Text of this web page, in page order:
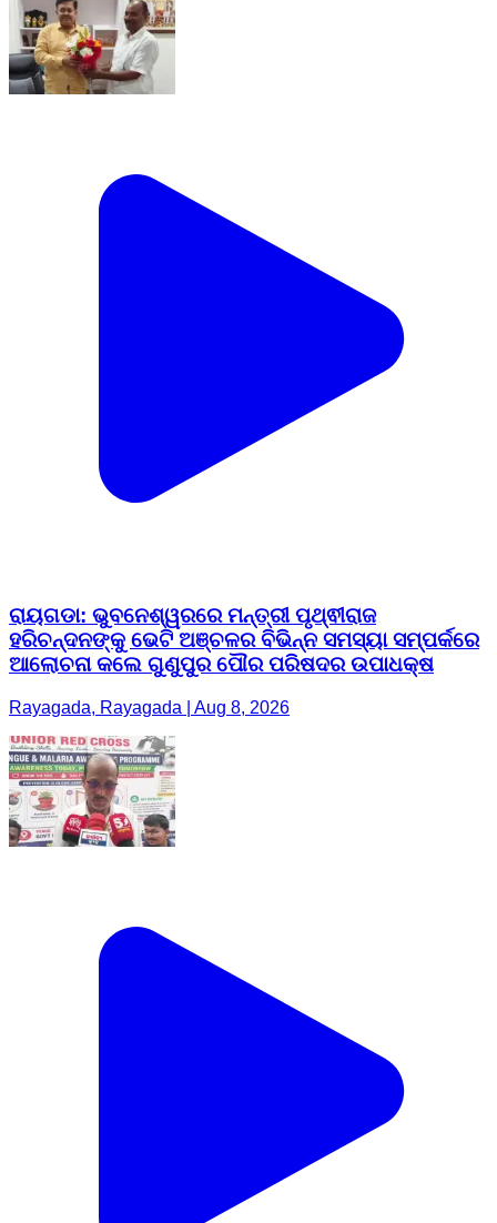
ରାୟଗଡା: ଭୁବନେଶ୍ୱରରେ ମନ୍ତ୍ରୀ ପୃଥ୍ଵୀରାଜ
ହରିଚନ୍ଦନଙ୍କୁ ଭେଟି ଅଞ୍ଚଳର ବିଭିନ୍ନ ସମସ୍ୟା ସମ୍ପର୍କରେ
ଆଲୋଚନା କଲେ ଗୁଣୁପୁର ପୌର ପରିଷଦର ଉପାଧକ୍ଷ
Rayagada, Rayagada | Aug 8, 2026